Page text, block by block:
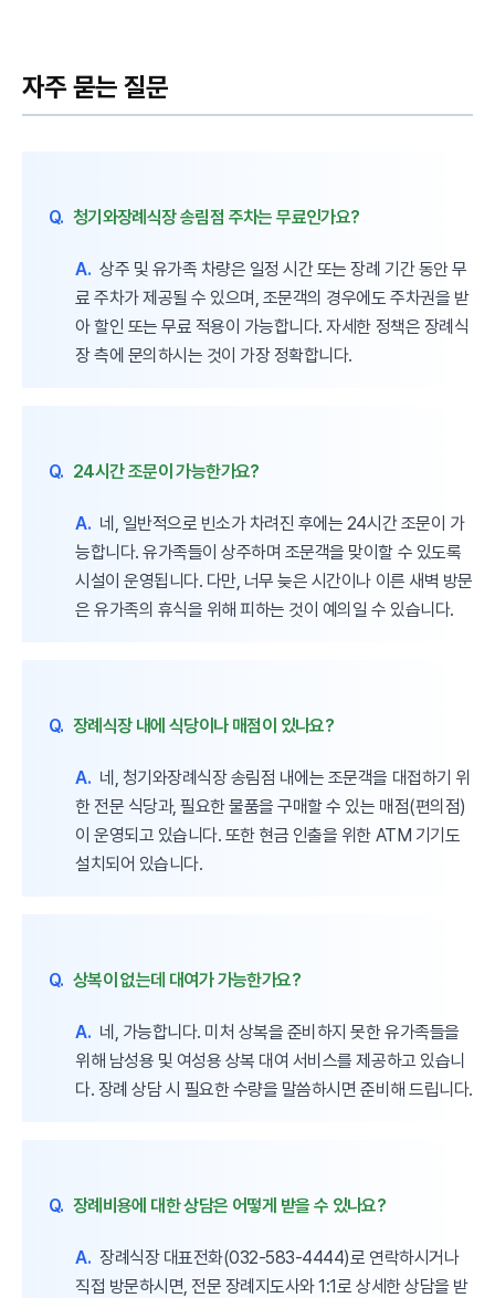
자주 묻는 질문
Q. 청기와장례식장 송림점 주차는 무료인가요?
A. 상주 및 유가족 차량은 일정 시간 또는 장례 기간 동안 무
료 주차가 제공될 수 있으며, 조문객의 경우에도 주차권을 받
아 할인 또는 무료 적용이 가능합니다. 자세한 정책은 장례식
장 측에 문의하시는 것이 가장 정확합니다.
Q. 24시간 조문이 가능한가요?
A. 네, 일반적으로 빈소가 차려진 후에는 24시간 조문이 가
능합니다. 유가족들이 상주하며 조문객을 맞이할 수 있도록
시설이 운영됩니다. 다만, 너무 늦은 시간이나 이른 새벽 방문
은 유가족의 휴식을 위해 피하는 것이 예의일 수 있습니다.
Q. 장례식장 내에 식당이나 매점이 있나요?
A. 네, 청기와장례식장 송림점 내에는 조문객을 대접하기 위
한 전문 식당과, 필요한 물품을 구매할 수 있는 매점(편의점)
이 운영되고 있습니다. 또한 현금 인출을 위한 ATM 기기도
설치되어 있습니다.
Q. 상복이 없는데 대여가 가능한가요?
A. 네, 가능합니다. 미처 상복을 준비하지 못한 유가족들을
위해 남성용 및 여성용 상복 대여 서비스를 제공하고 있습니
다. 장례 상담 시 필요한 수량을 말씀하시면 준비해 드립니다.
Q. 장례비용에 대한 상담은 어떻게 받을 수 있나요?
A. 장례식장 대표전화(032-583-4444)로 연락하시거나
직접 방문하시면, 전문 장례지도사와 1:1로 상세한 상담을 받